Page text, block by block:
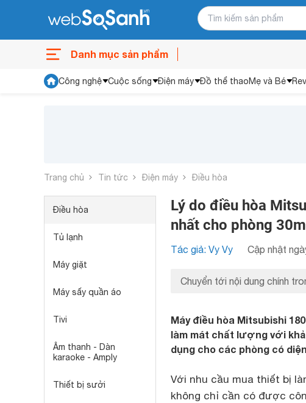
Danh mục sản phẩm
Công nghệ Cuộc sống Điện máy Đồ thể thaoMẹ và Bé
Trang chủ Tin tức Điện máy Điều hòa
Điều hòa
Tủ lạnh
Máy giặt
Máy sấy quần áo
Tivi
Âm thanh - Dàn
karaoke - Amply
Thiết bị sưởi
Lý do điều hòa
nhất cho phòng
Tác giả: Vy Vy Cập nhật
Chuyển tới nội dung chính
Máy điều hòa Mitsubishi
làm mát chất lượng với
dụng cho các phòng có
Với nhu cầu mua thiết bị
không chỉ cần có được